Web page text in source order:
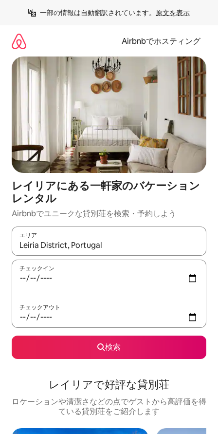
一部の情報は自動翻訳されています。 原文を表示
Airbnbでホスティング
レイリアにある一軒家のバケーション
レンタル
Airbnbでユニークな貸別荘を検索・予約しよう
エリア
検索結果が表示されたら、上下の矢印キーを使って移動するか
チェックイン
チェックアウト
検索
レイリアで好評な貸別荘
ロケーションや清潔さなどの点でゲストから高評価を得
ている貸別荘をご紹介します